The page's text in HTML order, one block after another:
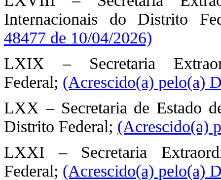
Internacionais do Distrito
48477 de 10/04/2026)
LXIX – Secretaria
Federal; (Acrescido(a) pelo(a)
LXX – Secretaria de Estado
Distrito Federal; (Acrescido(a)
LXXI – Secretaria
Federal; (Acrescido(a) pelo(a)